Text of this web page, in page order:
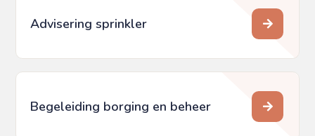
Advisering sprinkler
Begeleiding borging en beheer